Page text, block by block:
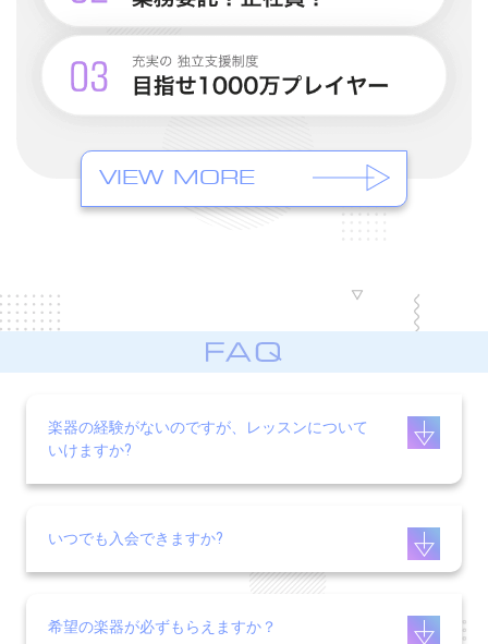
VIEW MORE
楽器の経験がないのですが、レッスンについて
いけますか?
いつでも入会できますか?
希望の楽器が必ずもらえますか？